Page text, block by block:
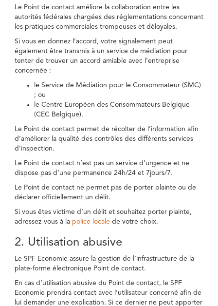
Le Point de contact améliore la collaboration entre les
autorités fédérales chargées des réglementations concernant
les pratiques commerciales trompeuses et déloyales.
Si vous en donnez l’accord, votre signalement peut
également être transmis à un service de médiation pour
tenter de trouver un accord amiable avec l'entreprise
concernée :
le Service de Médiation pour le Consommateur (SMC)
; ou
le Centre Européen des Consommateurs Belgique
(CEC Belgique).
Le Point de contact permet de récolter de l’information afin
d’améliorer la qualité des contrôles des différents services
d’inspection.
Le Point de contact n’est pas un service d’urgence et ne
dispose pas d’une permanence 24h/24 et 7jours/7.
Le Point de contact ne permet pas de porter plainte ou de
déclarer officiellement un délit.
Si vous êtes victime d’un délit et souhaitez porter plainte,
adressez-vous à la police locale de votre choix.
2. Utilisation abusive
Le SPF Economie assure la gestion de l’infrastructure de la
plate-forme électronique Point de contact.
En cas d’utilisation abusive du Point de contact, le SPF
Economie prendra contact avec l’utilisateur concerné afin de
lui demander une explication. Si ce dernier ne peut apporter